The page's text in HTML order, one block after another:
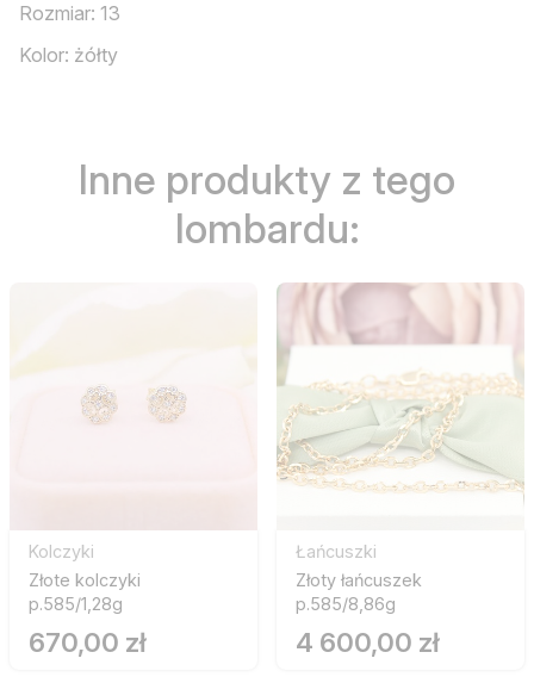
Rozmiar: 13
Kolor: żółty
Inne produkty z tego
lombardu:
Kolczyki
Złote kolczyki
p.585/1,28g
670,00 zł
Łańcuszki
Złoty łańcuszek
p.585/8,86g
4 600,00 zł